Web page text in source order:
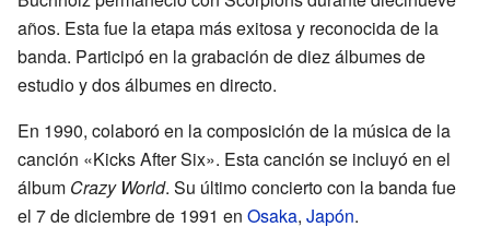
años. Esta fue la etapa más exitosa y reconocida de la
banda. Participó en la grabación de diez álbumes de
estudio y dos álbumes en directo.
En 1990, colaboró en la composición de la música de la
canción «Kicks After Six». Esta canción se incluyó en el
álbum Crazy World. Su último concierto con la banda fue
el 7 de diciembre de 1991 en Osaka, Japón.